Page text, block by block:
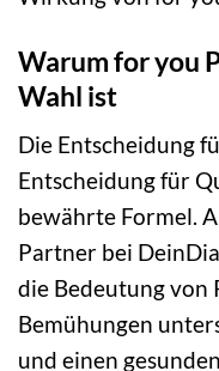
Warum for you
Wahl ist
Die Entscheidung
Entscheidung für
bewährte Formel.
Partner bei
die Bedeutung von
Bemühungen
und einen